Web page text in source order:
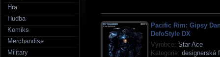
Pacific Rim: Gipsy
DefoStyle DX
Výrobce: Star Ace
Kategorie: designerská
Hra
Hudba
Komiks
Merchandise
Military